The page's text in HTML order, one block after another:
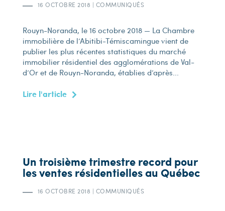
16 OCTOBRE 2018 | COMMUNIQUÉS
Rouyn-Noranda, le 16 octobre 2018 — La Chambre
immobilière de l’Abitibi-Témiscamingue vient de
publier les plus récentes statistiques du marché
immobilier résidentiel des agglomérations de Val-
d’Or et de Rouyn-Noranda, établies d’après...
Lire l'article
Un troisième trimestre record pour
les ventes résidentielles au Québec
16 OCTOBRE 2018 | COMMUNIQUÉS